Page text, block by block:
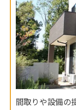
間取りや設備の